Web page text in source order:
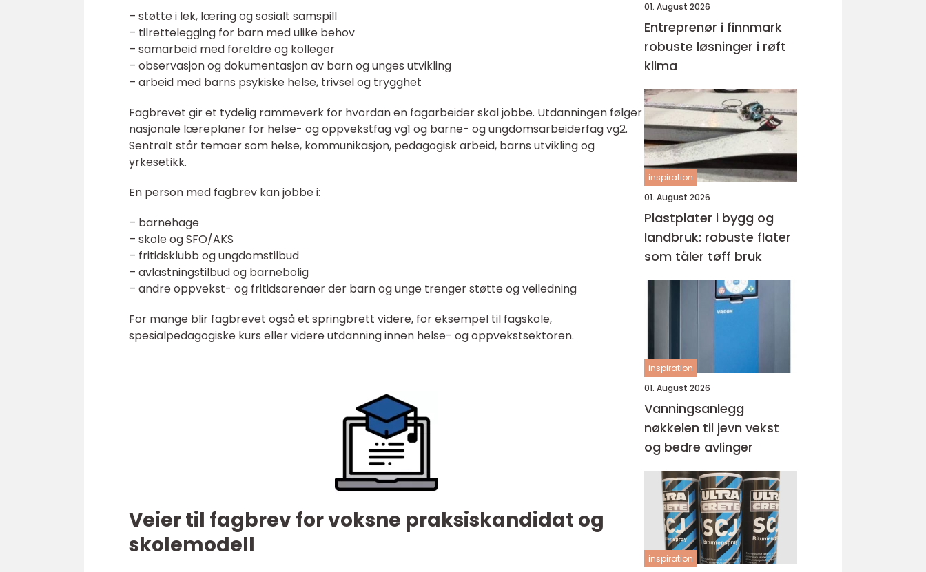
– støtte i lek, læring og sosialt samspill
– tilrettelegging for barn med ulike behov
– samarbeid med foreldre og kolleger
– observasjon og dokumentasjon av barn og unges utvikling
– arbeid med barns psykiske helse, trivsel og trygghet
Fagbrevet gir et tydelig rammeverk for hvordan en fagarbeider skal jobbe. Utdanningen følger
nasjonale læreplaner for helse- og oppvekstfag vg1 og barne- og ungdomsarbeiderfag vg2.
Sentralt står temaer som helse, kommunikasjon, pedagogisk arbeid, barns utvikling og
yrkesetikk.
En person med fagbrev kan jobbe i:
– barnehage
– skole og SFO/AKS
– fritidsklubb og ungdomstilbud
– avlastningstilbud og barnebolig
– andre oppvekst- og fritidsarenaer der barn og unge trenger støtte og veiledning
For mange blir fagbrevet også et springbrett videre, for eksempel til fagskole,
spesialpedagogiske kurs eller videre utdanning innen helse- og oppvekstsektoren.
Veier til fagbrev for voksne praksiskandidat og
skolemodell
01. August 2026
Entreprenør i finnmark
robuste løsninger i røft
klima
inspiration
01. August 2026
Plastplater i bygg og
landbruk: robuste flater
som tåler tøff bruk
inspiration
01. August 2026
Vanningsanlegg
nøkkelen til jevn vekst
og bedre avlinger
inspiration